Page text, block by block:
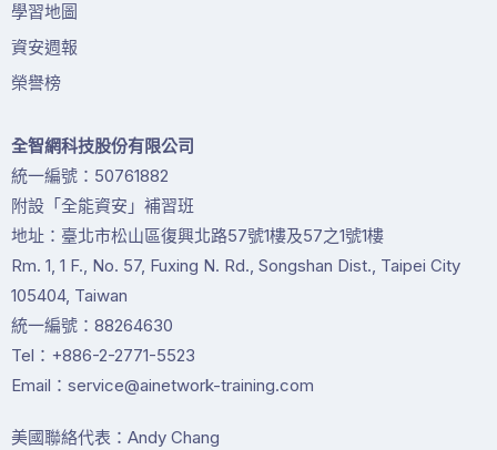
學習地圖
資安週報
榮譽榜
全智網科技股份有限公司
統一編號：50761882
附設「全能資安」補習班
地址：臺北市松山區復興北路57號1樓及57之1號1樓
Rm. 1, 1 F., No. 57, Fuxing N. Rd., Songshan Dist., Taipei City
105404, Taiwan
統一編號：88264630
Tel：+886-2-2771-5523
Email：service@ainetwork-training.com
美國聯絡代表：Andy Chang